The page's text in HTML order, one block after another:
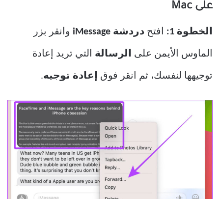
على Mac
الخطوة 1: افتح دردشة iMessage وانقر بزر
الماوس الأيمن على الرسالة التي تريد إعادة
توجيهها لنفسك، ثم انقر فوق إعادة توجيه.